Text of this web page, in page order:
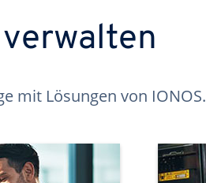
mit Lösungen von IONOS.